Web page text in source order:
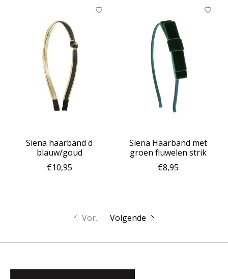
Siena haarband d
blauw/goud
€10,95
Siena Haarband met
groen fluwelen strik
€8,95
Vor. Volgende